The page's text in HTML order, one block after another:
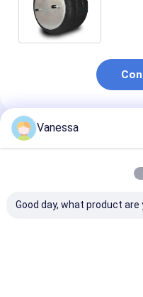
Produits
Vanessa
Good day, what product are